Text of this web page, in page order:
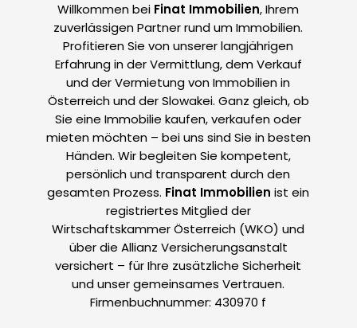
Willkommen bei Finat Immobilien, Ihrem
zuverlässigen Partner rund um Immobilien.
Profitieren Sie von unserer langjährigen
Erfahrung in der Vermittlung, dem Verkauf
und der Vermietung von Immobilien in
Österreich und der Slowakei. Ganz gleich, ob
Sie eine Immobilie kaufen, verkaufen oder
mieten möchten – bei uns sind Sie in besten
Händen. Wir begleiten Sie kompetent,
persönlich und transparent durch den
gesamten Prozess. Finat Immobilien ist ein
registriertes Mitglied der
Wirtschaftskammer Österreich (WKO) und
über die Allianz Versicherungsanstalt
versichert – für Ihre zusätzliche Sicherheit
und unser gemeinsames Vertrauen.
Firmenbuchnummer: 430970 f